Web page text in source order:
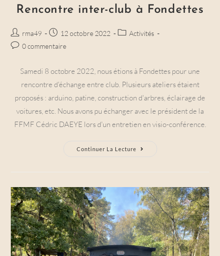
Rencontre inter-club à Fondettes
Auteur/autrice
de
rma49
Post
published:
12 octobre 2022
PostActivités
Post0 commentaire
Samedi 8 octobre 2022, nous étions à Fondettes pour une
rencontre d'échange entre club. Plusieurs ateliers étaient
proposés : arduino, patine, construction d'arbres, éclairage de
voitures, etc. Nous avons pu échanger avec le président de la
FFMF Cédric DAEYE lors d'un entretien en visio-conférence.
Continuer La LectureRencontre